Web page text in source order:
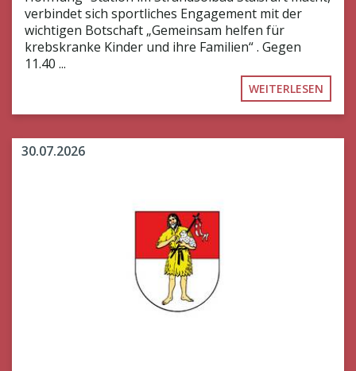
verbindet sich sportliches Engagement mit der
wichtigen Botschaft „Gemeinsam helfen für
krebskranke Kinder und ihre Familien“ . Gegen
11.40 ...
WEITERLESEN
30.07.2026